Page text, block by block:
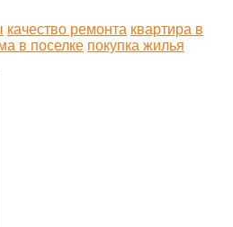
качество ремонта квартира в
в поселке покупка жилья